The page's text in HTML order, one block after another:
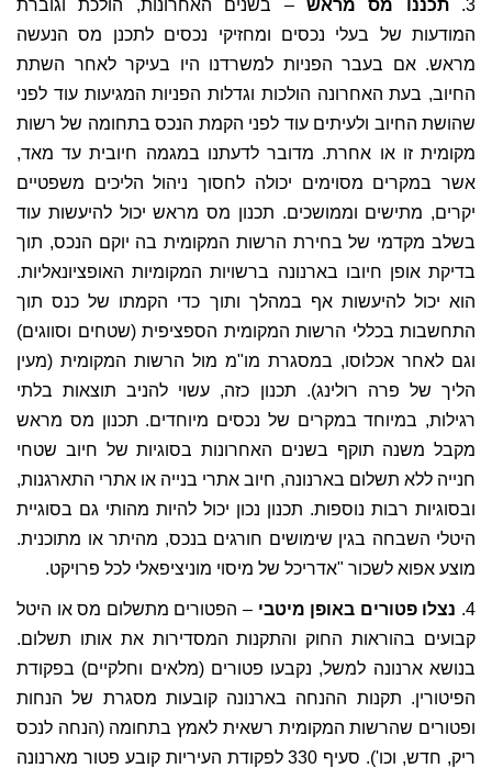
3. תכננו מס מראש – בשנים האחרונות, הולכת וגוברת
המודעות של בעלי נכסים ומחזיקי נכסים לתכנן מס הנעשה
מראש. אם בעבר הפניות למשרדנו היו בעיקר לאחר השתת
החיוב, בעת האחרונה הולכות וגדלות הפניות המגיעות עוד לפני
שהושת החיוב ולעיתים עוד לפני הקמת הנכס בתחומה של רשות
מקומית זו או אחרת. מדובר לדעתנו במגמה חיובית עד מאד,
אשר במקרים מסוימים יכולה לחסוך ניהול הליכים משפטיים
יקרים, מתישים וממושכים. תכנון מס מראש יכול להיעשות עוד
בשלב מקדמי של בחירת הרשות המקומית בה יוקם הנכס, תוך
בדיקת אופן חיובו בארנונה ברשויות המקומיות האופציונאליות.
הוא יכול להיעשות אף במהלך ותוך כדי הקמתו של כנס תוך
התחשבות בכללי הרשות המקומית הספציפית (שטחים וסווגים)
וגם לאחר אכלוסו, במסגרת מו"מ מול הרשות המקומית (מעין
הליך של פרה רולינג). תכנון כזה, עשוי להניב תוצאות בלתי
רגילות, במיוחד במקרים של נכסים מיוחדים. תכנון מס מראש
מקבל משנה תוקף בשנים האחרונות בסוגיות של חיוב שטחי
חנייה ללא תשלום בארנונה, חיוב אתרי בנייה או אתרי התארגנות,
ובסוגיות רבות נוספות. תכנון נכון יכול להיות מהותי גם בסוגיית
היטלי השבחה בגין שימושים חורגים בנכס, מהיתר או מתוכנית.
מוצע אפוא לשכור "אדריכל של מיסוי מוניציפאלי לכל פרויקט.
4. נצלו פטורים באופן מיטבי – הפטורים מתשלום מס או היטל
קבועים בהוראות החוק והתקנות המסדירות את אותו תשלום.
בנושא ארנונה למשל, נקבעו פטורים (מלאים וחלקיים) בפקודת
הפיטורין. תקנות ההנחה בארנונה קובעות מסגרת של הנחות
ופטורים שהרשות המקומית רשאית לאמץ בתחומה (הנחה לנכס
ריק, חדש, וכו'). סעיף 330 לפקודת העיריות קובע פטור מארנונה